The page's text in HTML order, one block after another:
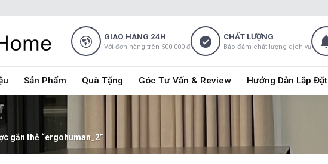
GIAO HÀNG 24H
Với đơn hàng trên 500.000 đ
CHẤT LƯỢNG
Bảo đảm chất lượng dịch vụ
Sản Phẩm Quà Tặng Góc Tư Vấn & Review Hướng Dẫn Lắp Đặt
gắn thẻ “ergohuman_2”